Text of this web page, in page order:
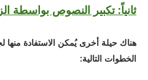
ثانياً: تكبير النصوص بواسطة
هناك حيلة أخرى يُمكن الاستفادة منها
الخطوات التالية: